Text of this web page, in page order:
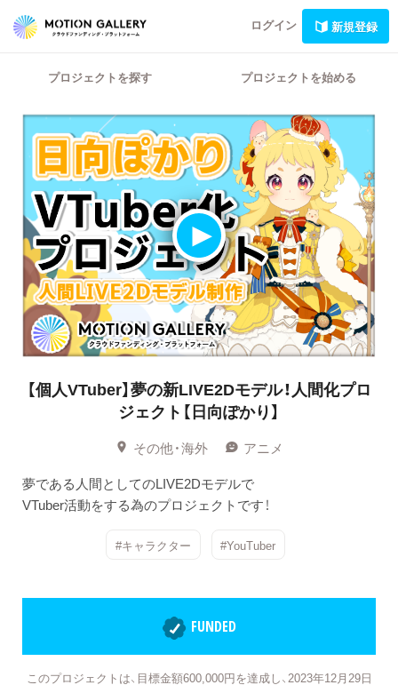
ログイン 新規登録
プロジェクトを探す プロジェクトを始める
【個人VTuber】夢の新LIVE2Dモデル！人間化プロ
ジェクト【日向ぽかり】
その他・海外
アニメ
夢である人間としてのLIVE2Dモデルで​
VTuber活動をする為のプロジェクトです！
#キャラクター #YouTuber
FUNDED
このプロジェクトは、目標金額600,000円を達成し、2023年12月29日